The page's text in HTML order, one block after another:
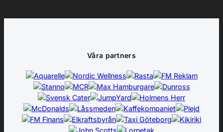
Våra partners